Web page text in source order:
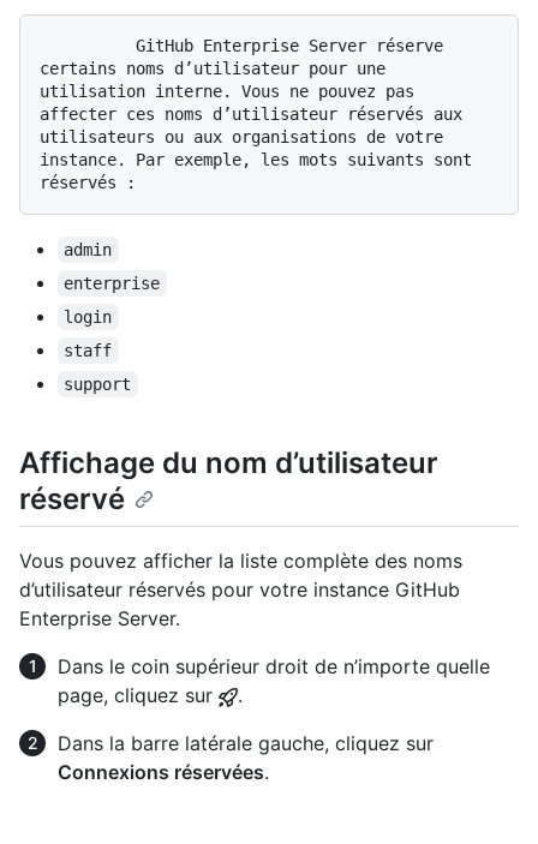
certains noms d’utilisateur pour une
utilisation interne. Vous ne pouvez pas
affecter ces noms d’utilisateur réservés aux
utilisateurs ou aux organisations de votre
instance. Par exemple, les mots suivants sont
admin
enterprise
login
staff
support
Affichage du nom d’utilisateur
réservé
Vous pouvez afficher la liste complète des noms
d’utilisateur réservés pour votre instance GitHub
Enterprise Server.
Dans le coin supérieur droit de n’importe quelle
page, cliquez sur
.
Dans la barre latérale gauche, cliquez sur
Connexions réservées.